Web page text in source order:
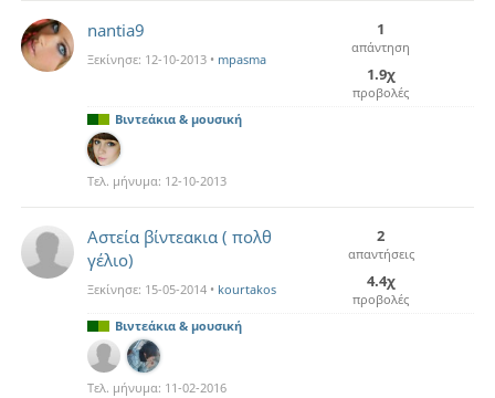
nantia9
Ξεκίνησε: 12-10-2013 • mpasma
1
απάντηση
1.9χ
προβολές
Βιντεάκια & μουσική
Τελ. μήνυμα: 12-10-2013
Aστεία βίντεακια ( πολθ
γέλιο)
Ξεκίνησε: 15-05-2014 • kourtakos
2
απαντήσεις
4.4χ
προβολές
Βιντεάκια & μουσική
Τελ. μήνυμα: 11-02-2016